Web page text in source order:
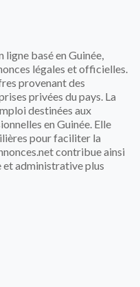
ligne basé en Guinée,
légales et officielles.
provenant des
privées du pays. La
destinées aux
en Guinée. Elle
pour faciliter la
contribue ainsi
et administrative plus